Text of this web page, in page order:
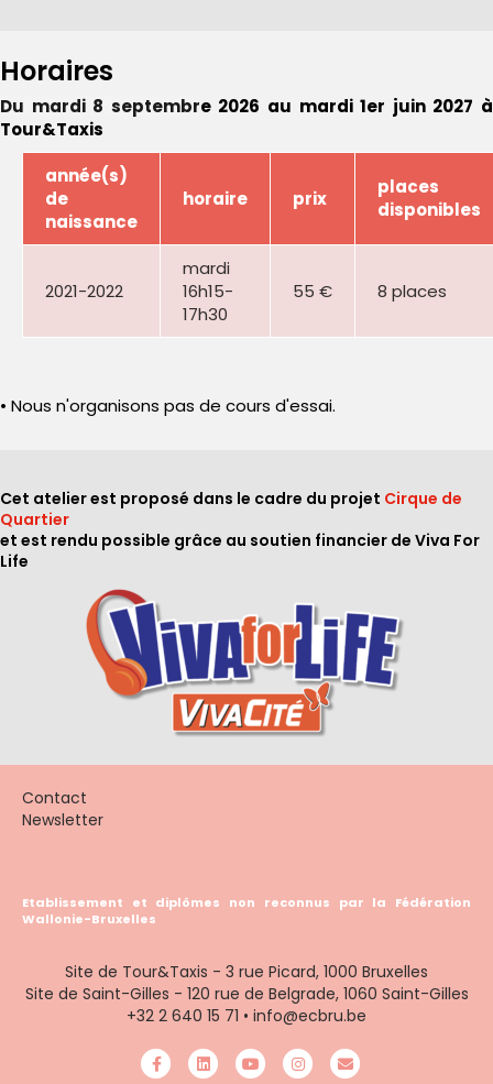
Horaires
Du mardi 8 septembre 2026 au mardi 1er juin 2027 à
Tour&Taxis
année(s)
de
naissance
horaire prix
places
disponibles
2021-2022
mardi
16h15-
17h30
55 € 8 places
• Nous n'organisons pas de cours d'essai.
Cet atelier est proposé dans le cadre du projet Cirque de
Quartier
et est rendu possible grâce au soutien financier de Viva For
Life
Contact
Newsletter
Etablissement et diplômes non reconnus par la Fédération
Wallonie-Bruxelles
Site de Tour&Taxis - 3 rue Picard, 1000 Bruxelles
Site de Saint-Gilles - 120 rue de Belgrade, 1060 Saint-Gilles
+32 2 640 15 71 • info@ecbru.be
FacebookLinkedinYoutubeInstagram
Email